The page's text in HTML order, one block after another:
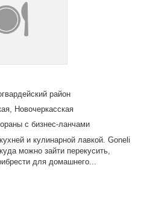
район
Новочеркасская
с бизнес-ланчами
и кулинарной лавкой. Goneli
можно зайти перекусить,
для домашнего...